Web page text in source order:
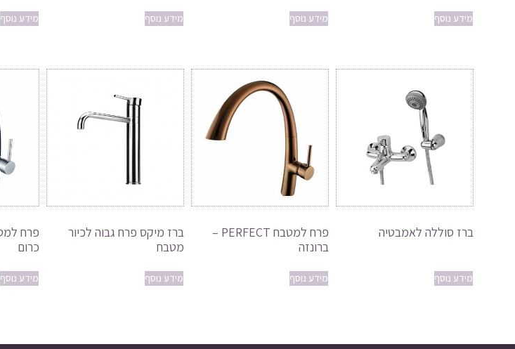
מידע נוסף מידע נוסף מידע נוסף מידע נוסף
ברז סוללה לאמבטיה
מידע נוסף
פרח למטבח PERFECT –
ברונזה
מידע נוסף
ברז מיקס פרח גבוה לכיור
מטבח
מידע נוסף
כרום
מידע נוסף